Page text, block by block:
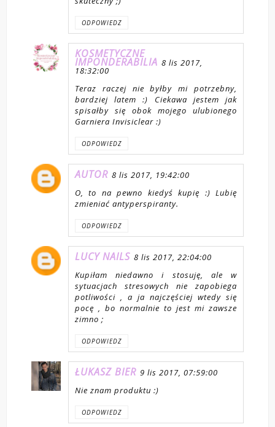
ODPOWIEDZ
KOSMETYCZNE
IMPONDERABILIA 8 lis 2017,
18:32:00
Teraz raczej nie byłby mi potrzebny,
bardziej latem :) Ciekawa jestem jak
spisałby się obok mojego ulubionego
Garniera Invisiclear :)
ODPOWIEDZ
AUTOR 8 lis 2017, 19:42:00
O, to na pewno kiedyś kupię :) Lubię
zmieniać antyperspiranty.
ODPOWIEDZ
LUCY NAILS 8 lis 2017, 22:04:00
Kupiłam niedawno i stosuję, ale w
sytuacjach stresowych nie zapobiega
potliwości , a ja najczęściej wtedy się
pocę , bo normalnie to jest mi zawsze
zimno ;
ODPOWIEDZ
ŁUKASZ BIER 9 lis 2017, 07:59:00
Nie znam produktu :)
ODPOWIEDZ